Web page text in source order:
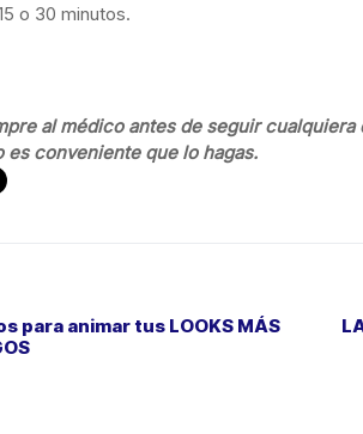
o 30 minutos.
al médico antes de seguir
conveniente que lo hagas.
para animar tus LOOKS MÁS